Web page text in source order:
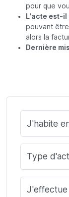
pour que
L'acte est-il
pouvant
alors la
Dernière